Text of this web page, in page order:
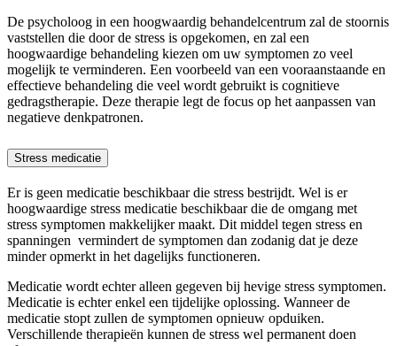
De psycholoog in een hoogwaardig behandelcentrum zal de stoornis
vaststellen die door de stress is opgekomen, en zal een
hoogwaardige behandeling kiezen om uw symptomen zo veel
mogelijk te verminderen. Een voorbeeld van een vooraanstaande en
effectieve behandeling die veel wordt gebruikt is cognitieve
gedragstherapie. Deze therapie legt de focus op het aanpassen van
negatieve denkpatronen.
Stress medicatie
Er is geen medicatie beschikbaar die stress bestrijdt. Wel is er
hoogwaardige stress medicatie beschikbaar die de omgang met
stress symptomen makkelijker maakt. Dit middel tegen stress en
spanningen vermindert de symptomen dan zodanig dat je deze
minder opmerkt in het dagelijks functioneren.
Medicatie wordt echter alleen gegeven bij hevige stress symptomen.
Medicatie is echter enkel een tijdelijke oplossing. Wanneer de
medicatie stopt zullen de symptomen opnieuw opduiken.
Verschillende therapieën kunnen de stress wel permanent doen